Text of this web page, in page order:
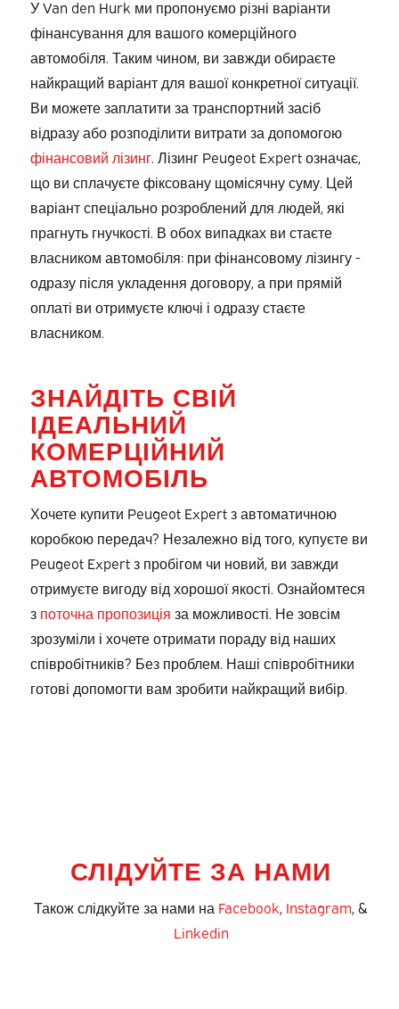
У Van den Hurk ми пропонуємо різні варіанти
фінансування для вашого комерційного
автомобіля. Таким чином, ви завжди обираєте
найкращий варіант для вашої конкретної ситуації.
Ви можете заплатити за транспортний засіб
відразу або розподілити витрати за допомогою
фінансовий лізинг. Лізинг Peugeot Expert означає,
що ви сплачуєте фіксовану щомісячну суму. Цей
варіант спеціально розроблений для людей, які
прагнуть гнучкості. В обох випадках ви стаєте
власником автомобіля: при фінансовому лізингу -
одразу після укладення договору, а при прямій
оплаті ви отримуєте ключі і одразу стаєте
власником.
ЗНАЙДІТЬ СВІЙ
ІДЕАЛЬНИЙ
КОМЕРЦІЙНИЙ
АВТОМОБІЛЬ
Хочете купити Peugeot Expert з автоматичною
коробкою передач? Незалежно від того, купуєте ви
Peugeot Expert з пробігом чи новий, ви завжди
отримуєте вигоду від хорошої якості. Ознайомтеся
з поточна пропозиція за можливості. Не зовсім
зрозуміли і хочете отримати пораду від наших
співробітників? Без проблем. Наші співробітники
готові допомогти вам зробити найкращий вибір.
СЛІДУЙТЕ ЗА НАМИ
Також слідкуйте за нами на Facebook, Instagram, &
Linkedin